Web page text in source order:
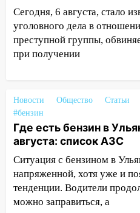
12:31
Ульяновец
из Европы и
12:20 В
столкнулись «Лада»
12:00
Где есть
августа: список АЗС
11:50 Заснул рядом
случайно задушил
приговор
11:38 В Ленинском
полностью
сарай
Сегодня, 6 августа, стало
уголовного дела в
преступной группы,
при получении
Новости Общество
Статьи
#бензин
Где есть бензин в
августа: список АЗС
Ситуация с бензином в
напряженной, хотя уже и
тенденции. Водители
можно заправиться, а